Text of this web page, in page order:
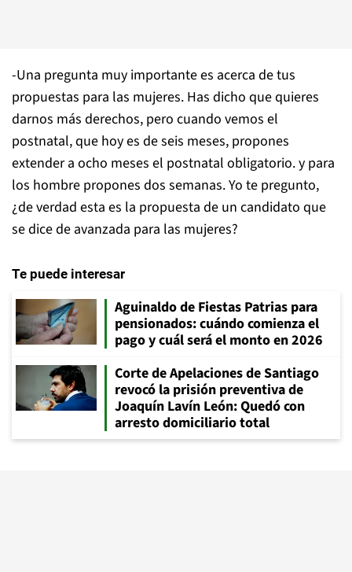
-Una pregunta muy importante es acerca de tus
propuestas para las mujeres. Has dicho que quieres
darnos más derechos, pero cuando vemos el
postnatal, que hoy es de seis meses, propones
extender a ocho meses el postnatal obligatorio. y para
los hombre propones dos semanas. Yo te pregunto,
¿de verdad esta es la propuesta de un candidato que
se dice de avanzada para las mujeres?
Te puede interesar
Aguinaldo de Fiestas Patrias para
pensionados: cuándo comienza el
pago y cuál será el monto en 2026
Corte de Apelaciones de Santiago
revocó la prisión preventiva de
Joaquín Lavín León: Quedó con
arresto domiciliario total